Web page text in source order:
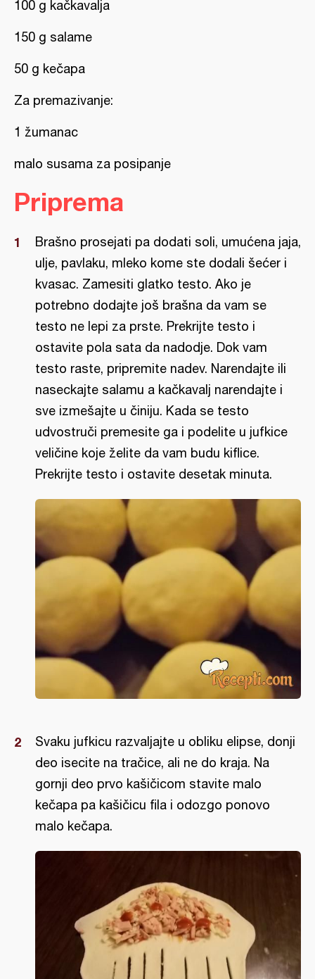
100 g kačkavalja
150 g salame
50 g kečapa
Za premazivanje:
1 žumanac
malo susama za posipanje
Priprema
Brašno prosejati pa dodati soli, umućena jaja,
ulje, pavlaku, mleko kome ste dodali šećer i
kvasac. Zamesiti glatko testo. Ako je
potrebno dodajte još brašna da vam se
testo ne lepi za prste. Prekrijte testo i
ostavite pola sata da nadodje. Dok vam
testo raste, pripremite nadev. Narendajte ili
naseckajte salamu a kačkavalj narendajte i
sve izmešajte u činiju. Kada se testo
udvostruči premesite ga i podelite u jufkice
veličine koje želite da vam budu kiflice.
Prekrijte testo i ostavite desetak minuta.
Svaku jufkicu razvaljajte u obliku elipse, donji
deo isecite na tračice, ali ne do kraja. Na
gornji deo prvo kašičicom stavite malo
kečapa pa kašičicu fila i odozgo ponovo
malo kečapa.